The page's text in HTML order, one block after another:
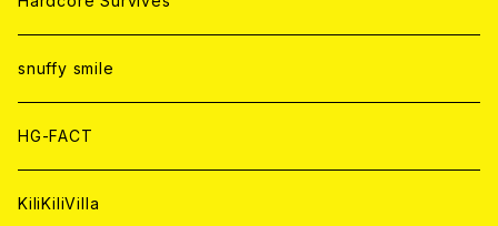
ANALOG
ANALOG
CD
ANALOG
CD
ANALOG
WORLD
CD
ANALOG
snuffy smile
HG-FACT
KiliKiliVilla